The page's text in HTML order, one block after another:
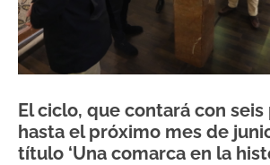
El ciclo, que contará con
hasta el próximo mes de
título ‘Una comarca en la